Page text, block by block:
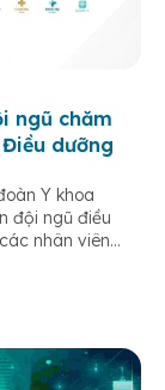
ngũ chăm
dưỡng
Y khoa
đội ngũ điều
nhân viên